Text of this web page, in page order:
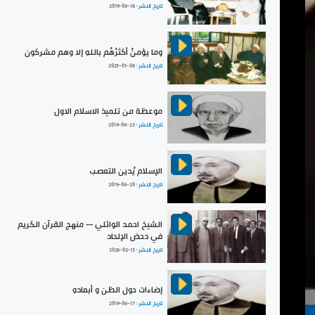
تاريخ النشر :2019-06-18
وما يؤمنُ أكثرُهُم باللهِ إلا وهم مشركون
تاريخ النشر :2025-01-08
موعظة من تلميذ الاسلام الاول
تاريخ النشر :2019-06-23
الإسلام يُدين التعصب
تاريخ النشر :2019-06-20
الشيخ احمد الوائلي -- منهج القرآن الكريم
في دحض الإلحاد
تاريخ النشر :2026-02-15
إضاءات حول الظن و أبعادهِ
تاريخ النشر :2019-06-17